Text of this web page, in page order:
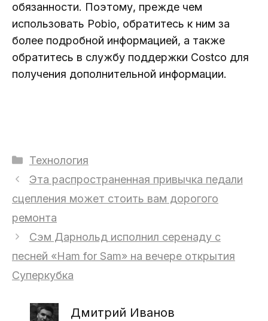
обязанности. Поэтому, прежде чем
использовать Pobio, обратитесь к ним за
более подробной информацией, а также
обратитесь в службу поддержки Costco для
получения дополнительной информации.
Рубрики
Технология
Эта распространенная привычка педали
сцепления может стоить вам дорогого
ремонта
Сэм Дарнольд исполнил серенаду с
песней «Ham for Sam» на вечере открытия
Суперкубка
Дмитрий Иванов